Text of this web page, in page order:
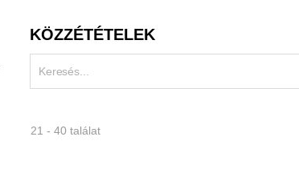
KÖZZÉTÉTELEK
21 - 40 találat